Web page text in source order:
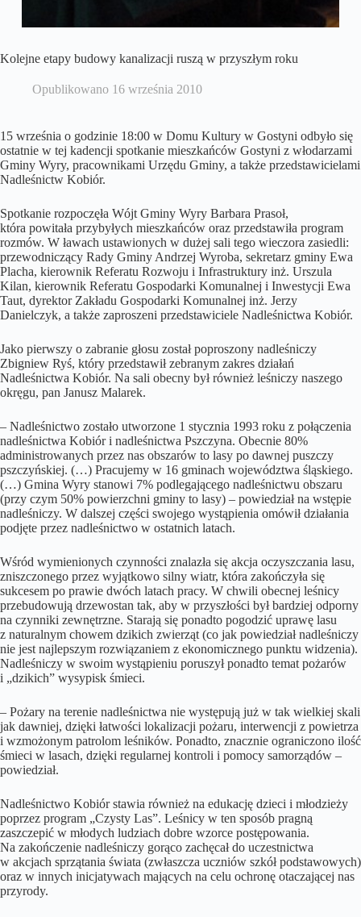
Kolejne etapy budowy kanalizacji ruszą w przyszłym roku
Opublikowano 16 września 2010
15 września o godzinie 18:00 w Domu Kultury w Gostyni odbyło się
ostatnie w tej kadencji spotkanie mieszkańców Gostyni z włodarzami
Gminy Wyry, pracownikami Urzędu Gminy, a także przedstawicielami
Nadleśnictw Kobiór.
Spotkanie rozpoczęła Wójt Gminy Wyry Barbara Prasoł,
która powitała przybyłych mieszkańców oraz przedstawiła program
rozmów. W ławach ustawionych w dużej sali tego wieczora zasiedli:
przewodniczący Rady Gminy Andrzej Wyroba, sekretarz gminy Ewa
Placha, kierownik Referatu Rozwoju i Infrastruktury inż. Urszula
Kilan, kierownik Referatu Gospodarki Komunalnej i Inwestycji Ewa
Taut, dyrektor Zakładu Gospodarki Komunalnej inż. Jerzy
Danielczyk, a także zaproszeni przedstawiciele Nadleśnictwa Kobiór.
Jako pierwszy o zabranie głosu został poproszony nadleśniczy
Zbigniew Ryś, który przedstawił zebranym zakres działań
Nadleśnictwa Kobiór. Na sali obecny był również leśniczy naszego
okręgu, pan Janusz Malarek.
– Nadleśnictwo zostało utworzone 1 stycznia 1993 roku z połączenia
nadleśnictwa Kobiór i nadleśnictwa Pszczyna. Obecnie 80%
administrowanych przez nas obszarów to lasy po dawnej puszczy
pszczyńskiej. (…) Pracujemy w 16 gminach województwa śląskiego.
(…) Gmina Wyry stanowi 7% podlegającego nadleśnictwu obszaru
(przy czym 50% powierzchni gminy to lasy) – powiedział na wstępie
nadleśniczy. W dalszej części swojego wystąpienia omówił działania
podjęte przez nadleśnictwo w ostatnich latach.
Wśród wymienionych czynności znalazła się akcja oczyszczania lasu,
zniszczonego przez wyjątkowo silny wiatr, która zakończyła się
sukcesem po prawie dwóch latach pracy. W chwili obecnej leśnicy
przebudowują drzewostan tak, aby w przyszłości był bardziej odporny
na czynniki zewnętrzne. Starają się ponadto pogodzić uprawę lasu
z naturalnym chowem dzikich zwierząt (co jak powiedział nadleśniczy
nie jest najlepszym rozwiązaniem z ekonomicznego punktu widzenia).
Nadleśniczy w swoim wystąpieniu poruszył ponadto temat pożarów
i „dzikich” wysypisk śmieci.
– Pożary na terenie nadleśnictwa nie występują już w tak wielkiej skali
jak dawniej, dzięki łatwości lokalizacji pożaru, interwencji z powietrza
i wzmożonym patrolom leśników. Ponadto, znacznie ograniczono ilość
śmieci w lasach, dzięki regularnej kontroli i pomocy samorządów –
powiedział.
Nadleśnictwo Kobiór stawia również na edukację dzieci i młodzieży
poprzez program „Czysty Las”. Leśnicy w ten sposób pragną
zaszczepić w młodych ludziach dobre wzorce postępowania.
Na zakończenie nadleśniczy gorąco zachęcał do uczestnictwa
w akcjach sprzątania świata (zwłaszcza uczniów szkół podstawowych)
oraz w innych inicjatywach mających na celu ochronę otaczającej nas
przyrody.